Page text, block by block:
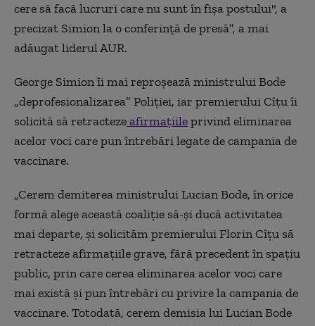
cere să facă lucruri care nu sunt în fişa postului", a
precizat Simion la o conferinţă de presă”, a mai
adăugat liderul AUR.
George Simion îi mai reproşează ministrului Bode
„deprofesionalizarea” Poliţiei, iar premierului Cîţu îi
solicită să retractezeafirmaţiileprivind eliminarea
acelor voci care pun întrebări legate de campania de
vaccinare.
„Cerem demiterea ministrului Lucian Bode, în orice
formă alege această coaliţie să-şi ducă activitatea
mai departe, şi solicităm premierului Florin Cîţu să
retracteze afirmaţiile grave, fără precedent în spaţiu
public, prin care cerea eliminarea acelor voci care
mai există şi pun întrebări cu privire la campania de
vaccinare. Totodată, cerem demisia lui Lucian Bode